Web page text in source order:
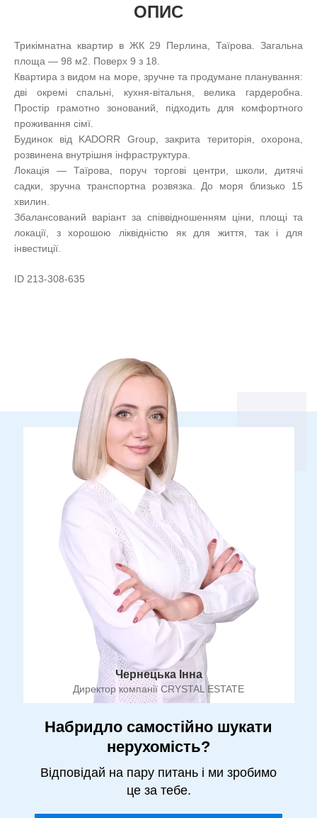
ОПИС
Трикімнатна квартир в ЖК 29 Перлина, Таїрова. Загальна
площа — 98 м2. Поверх 9 з 18.
Квартира з видом на море, зручне та продумане планування:
дві окремі спальні, кухня-вітальня, велика гардеробна.
Простір грамотно зонований, підходить для комфортного
проживання сімї.
Будинок від KADORR Group, закрита територія, охорона,
розвинена внутрішня інфраструктура.
Локація — Таїрова, поруч торгові центри, школи, дитячі
садки, зручна транспортна розвязка. До моря близько 15
хвилин.
Збалансований варіант за співвідношенням ціни, площі та
локації, з хорошою ліквідністю як для життя, так і для
інвестиції.
ID 213-308-635
Чернецька Інна
Директор компанії CRYSTAL ESTATE
Набридло самостійно шукати
нерухомість?
Відповідай на пару питань і ми зробимо
це за тебе.